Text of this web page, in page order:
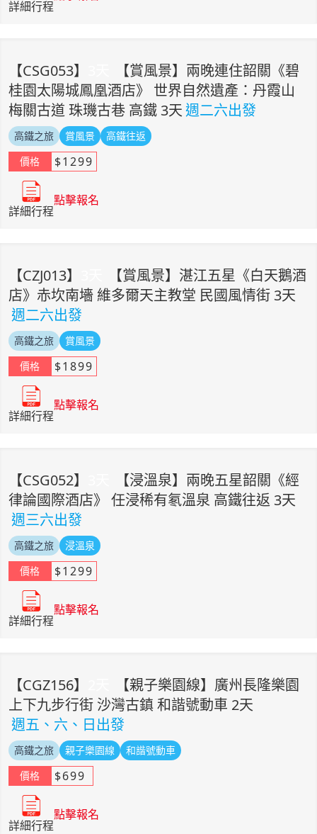
詳細行程
【CSG053】
【賞風景】兩晚連住韶關《碧
桂園太陽城鳳凰酒店》 世界自然遺產：丹霞山
梅關古道 珠璣古巷 高鐵 3天週二六出發
高鐵之旅 賞風景
高鐵往返
價格
$1299
詳細行程
點擊報名
【CZJ013】
【賞風景】湛江五星《白天鵝酒
店》赤坎南墻 維多爾天主教堂 民國風情街 3天
週二六出發
高鐵之旅
賞風景
價格
$1899
詳細行程
點擊報名
【CSG052】
【浸溫泉】兩晚五星韶關《經
律論國際酒店》 任浸稀有氡溫泉 高鐵往返 3天
週三六出發
高鐵之旅
浸溫泉
價格
$1299
詳細行程
點擊報名
【CGZ156】
【親子樂園線】廣州長隆樂園
上下九步行街 沙灣古鎮 和諧號動車 2天
週五、六、日出發
高鐵之旅 親子樂園線
和諧號動車
價格
$699
詳細行程
點擊報名